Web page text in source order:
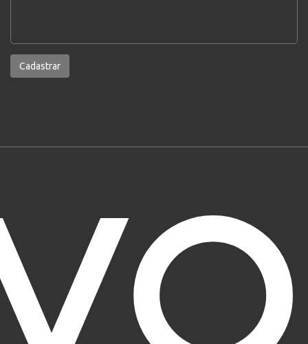
Cadastrar